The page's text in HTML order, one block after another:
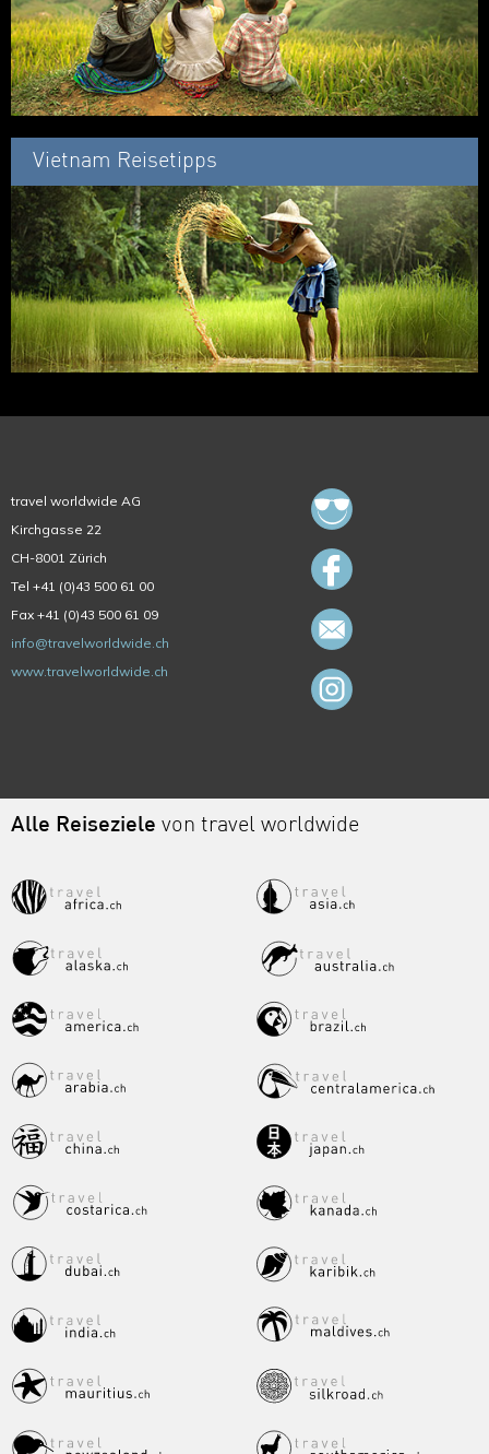
Vietnam Reisetipps
travel worldwide AG
Kirchgasse 22
CH-8001 Zürich
Tel +41 (0)43 500 61 00
Fax +41 (0)43 500 61 09
info@travelworldwide.ch
www.travelworldwide.ch
Alle Reiseziele von travel worldwide